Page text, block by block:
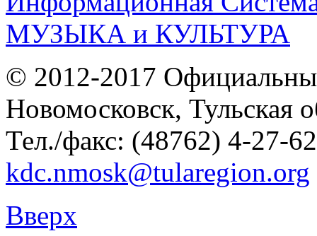
© 2012-2017
Новомосковск, Тульская
Тел./факс: (48762) 4-27-
kdc.nmosk@tularegion.org
Вверх